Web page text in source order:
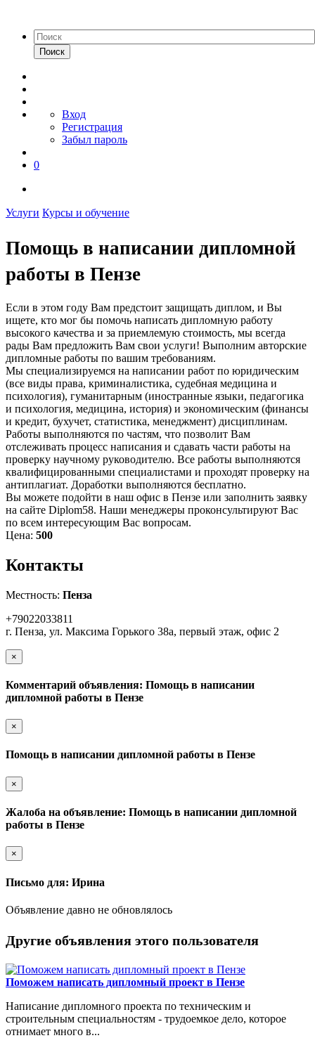
Поиск
Вход
Регистрация
Забыл пароль
0
Услуги Курсы и обучение
Помощь в написании дипломной
работы в Пензе
Если в этом году Вам предстоит защищать диплом, и Вы
ищете, кто мог бы помочь написать дипломную работу
высокого качества и за приемлемую стоимость, мы всегда
рады Вам предложить Вам свои услуги! Выполним авторские
дипломные работы по вашим требованиям.
Мы специализируемся на написании работ по юридическим
(все виды права, криминалистика, судебная медицина и
психология), гуманитарным (иностранные языки, педагогика
и психология, медицина, история) и экономическим (финансы
и кредит, бухучет, статистика, менеджмент) дисциплинам.
Работы выполняются по частям, что позволит Вам
отслеживать процесс написания и сдавать части работы на
проверку научному руководителю. Все работы выполняются
квалифицированными специалистами и проходят проверку на
антиплагиат. Доработки выполняются бесплатно.
Вы можете подойти в наш офис в Пензе или заполнить заявку
на сайте Diplom58. Наши менеджеры проконсультируют Вас
по всем интересующим Вас вопросам.
Цена: 500
Контакты
Местность: Пенза
+79022033811
г. Пенза, ул. Максима Горького 38а, первый этаж, офис 2
×
Комментарий объявления: Помощь в написании
дипломной работы в Пензе
×
Помощь в написании дипломной работы в Пензе
×
Жалоба на объявление: Помощь в написании дипломной
работы в Пензе
×
Письмо для: Ирина
Объявление давно не обновлялось
Другие объявления этого пользователя
Поможем написать дипломный проект в Пензе
Написание дипломного проекта по техническим и
строительным специальностям - трудоемкое дело, которое
отнимает много в...